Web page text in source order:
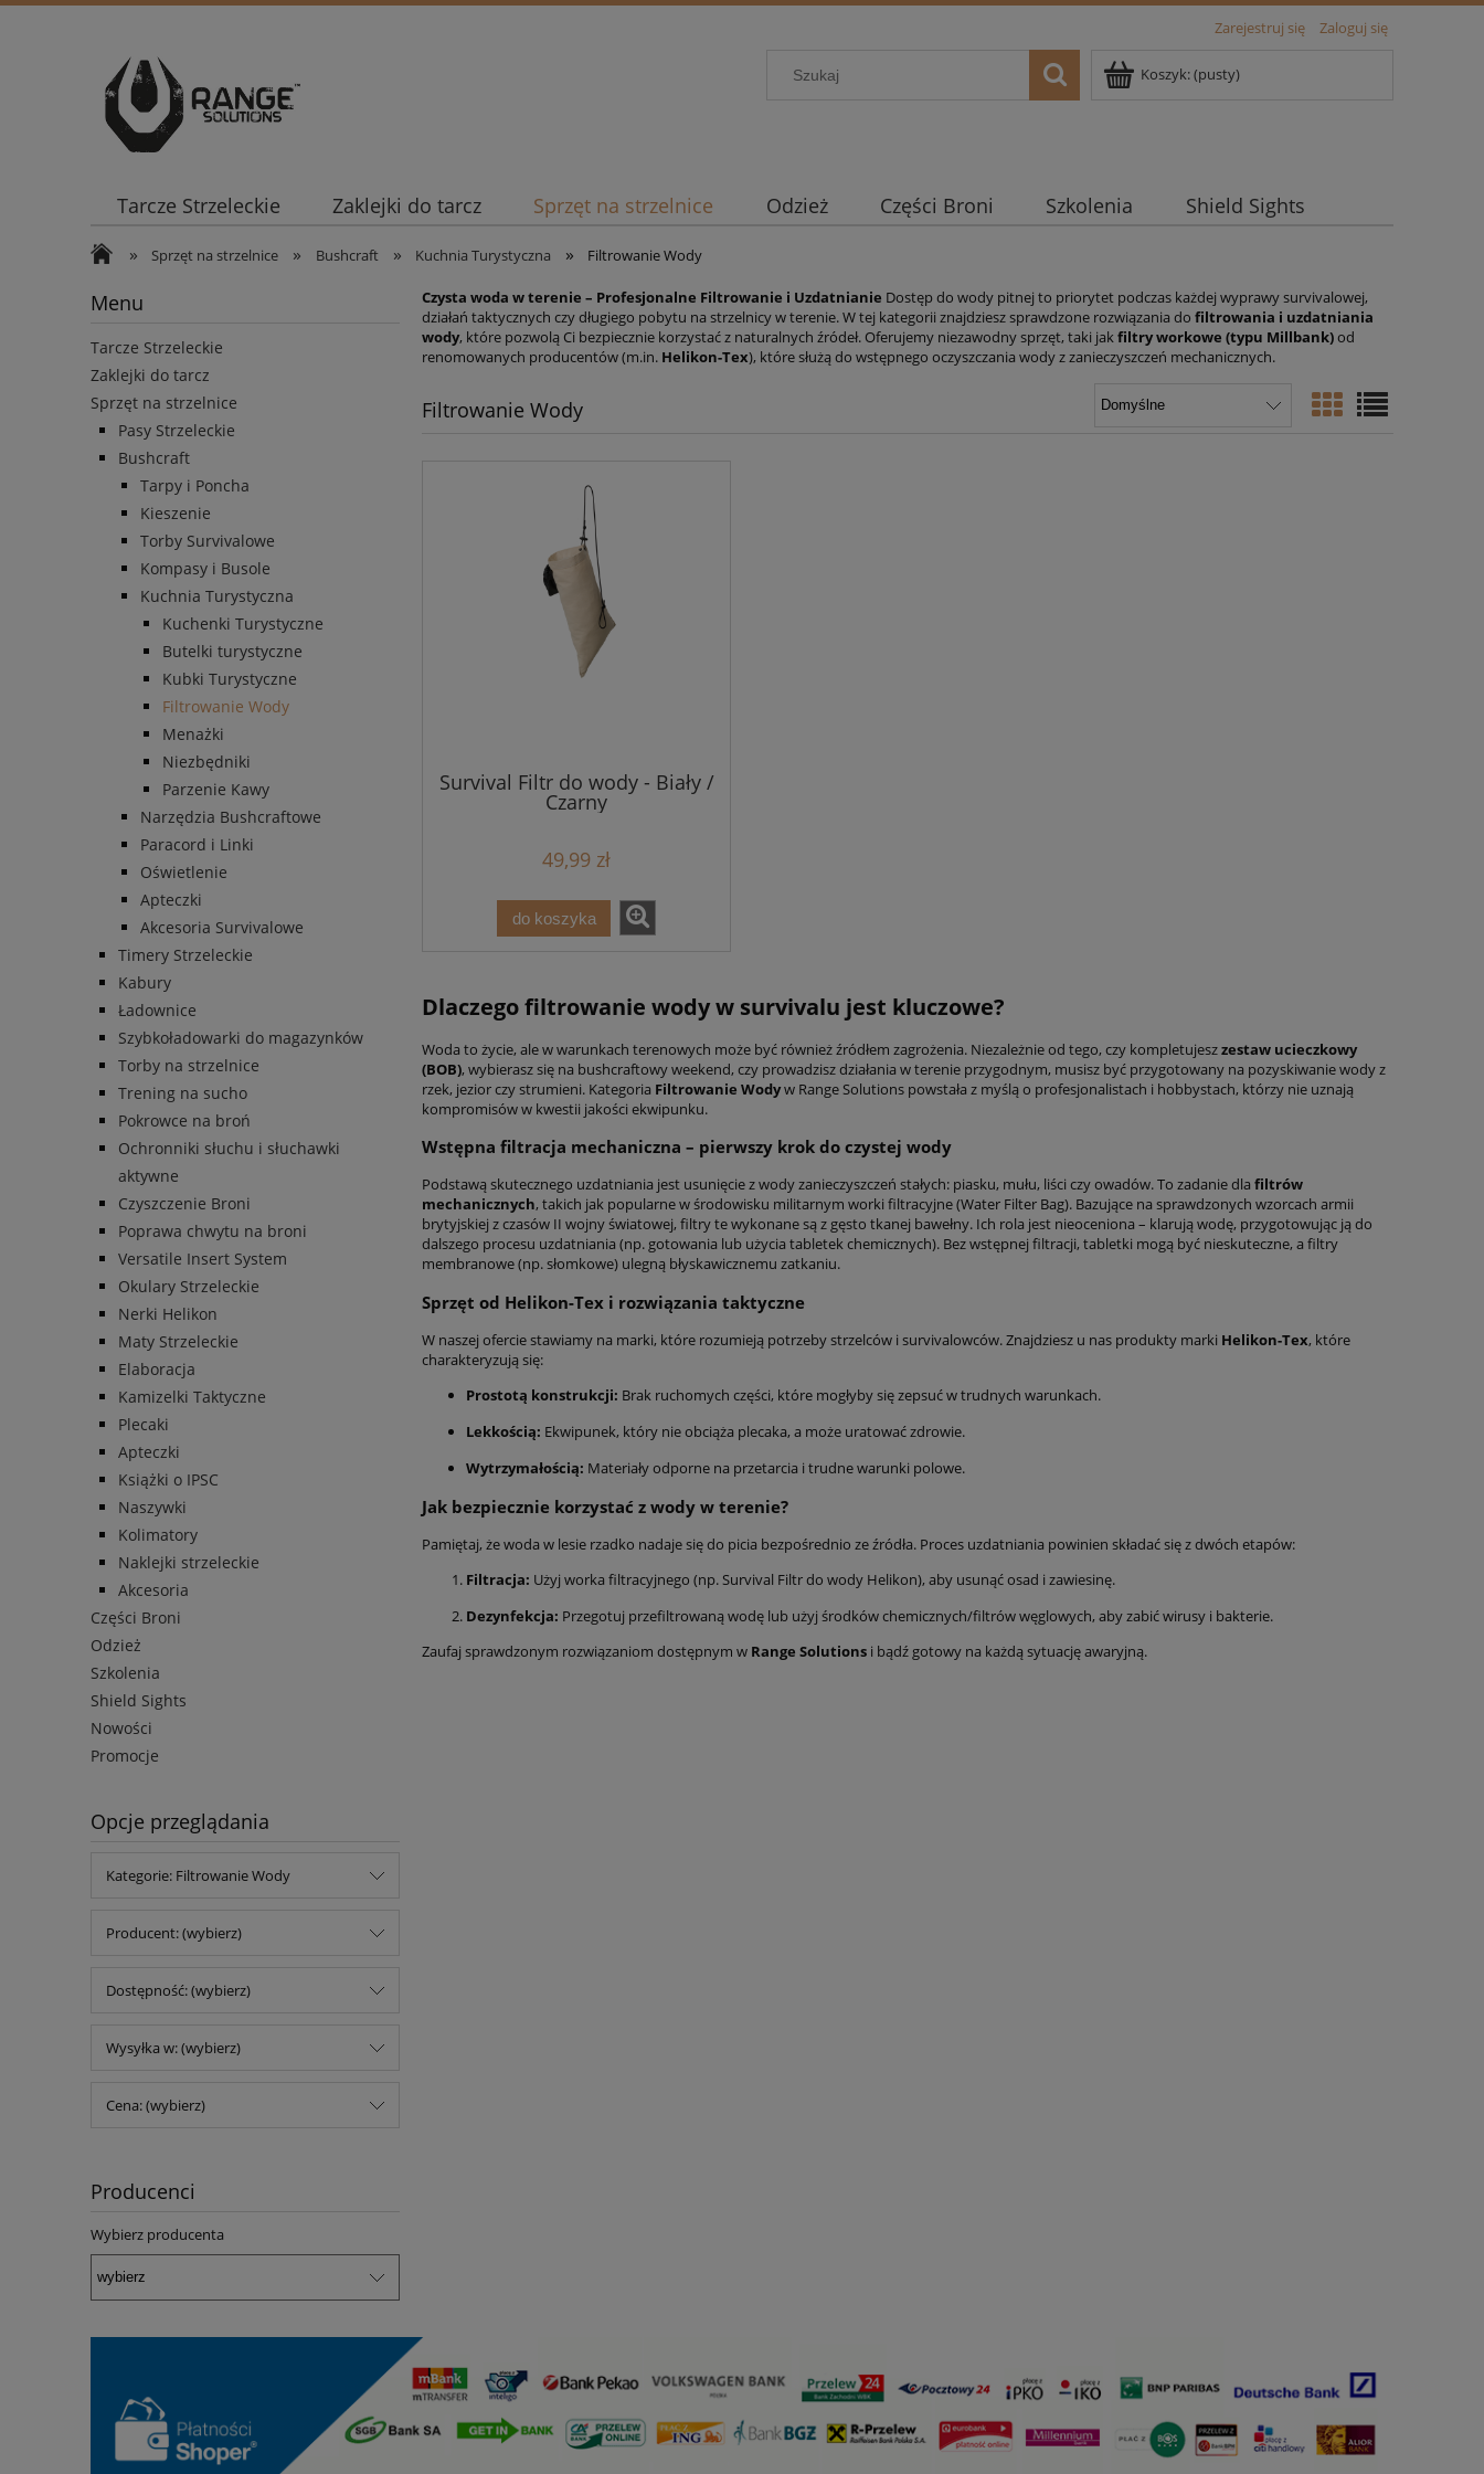
Zarejestruj się Zaloguj się
Koszyk:(pusty)
Tarcze Strzeleckie Zaklejki do tarcz Sprzęt na strzelnice Odzież Części Broni Szkolenia Shield Sights
» Sprzęt na strzelnice » Bushcraft » Kuchnia Turystyczna » Filtrowanie Wody
Menu
Tarcze Strzeleckie
Zaklejki do tarcz
Sprzęt na strzelnice
Pasy Strzeleckie
Bushcraft
Tarpy i Poncha
Kieszenie
Torby Survivalowe
Kompasy i Busole
Kuchnia Turystyczna
Kuchenki Turystyczne
Butelki turystyczne
Kubki Turystyczne
Filtrowanie Wody
Menażki
Niezbędniki
Parzenie Kawy
Narzędzia Bushcraftowe
Paracord i Linki
Oświetlenie
Apteczki
Akcesoria Survivalowe
Timery Strzeleckie
Kabury
Ładownice
Szybkoładowarki do magazynków
Torby na strzelnice
Trening na sucho
Pokrowce na broń
Ochronniki słuchu i słuchawki
aktywne
Czyszczenie Broni
Poprawa chwytu na broni
Versatile Insert System
Okulary Strzeleckie
Nerki Helikon
Maty Strzeleckie
Elaboracja
Kamizelki Taktyczne
Plecaki
Apteczki
Książki o IPSC
Naszywki
Kolimatory
Naklejki strzeleckie
Akcesoria
Części Broni
Odzież
Szkolenia
Shield Sights
Nowości
Promocje
Opcje przeglądania
Kategorie: Filtrowanie Wody
Producent: (wybierz)
Dostępność: (wybierz)
Wysyłka w: (wybierz)
Cena: (wybierz)
Producenci
Wybierz producenta
Czysta woda w terenie – Profesjonalne Filtrowanie i Uzdatnianie Dostęp do wody pitnej to priorytet podczas każdej wyprawy survivalowej,
działań taktycznych czy długiego pobytu na strzelnicy w terenie.W tej kategorii znajdziesz sprawdzone rozwiązania do filtrowania i uzdatniania
wody, które pozwolą Ci bezpiecznie korzystać z naturalnych źródeł. Oferujemy niezawodny sprzęt, taki jakfiltry workowe (typu Millbank)od
renomowanych producentów (m.in. Helikon-Tex), które służą do wstępnego oczyszczania wody z zanieczyszczeń mechanicznych.
Filtrowanie Wody
Survival Filtr do wody - Biały /
Czarny
49,99 zł
do koszyka
Dlaczego filtrowanie wody w survivalu jest kluczowe?
Woda to życie, ale w warunkach terenowych może być również źródłem zagrożenia. Niezależnie od tego, czy kompletujeszzestaw ucieczkowy
(BOB), wybierasz się na bushcraftowy weekend, czy prowadzisz działania w terenie przygodnym, musisz być przygotowany na pozyskiwanie wody z
rzek, jezior czy strumieni. Kategoria Filtrowanie Wodyw Range Solutions powstała z myślą o profesjonalistach i hobbystach, którzy nie uznają
kompromisów w kwestii jakości ekwipunku.
Wstępna filtracja mechaniczna – pierwszy krok do czystej wody
Podstawą skutecznego uzdatniania jest usunięcie z wody zanieczyszczeń stałych: piasku, mułu, liści czy owadów. To zadanie dla filtrów
mechanicznych, takich jak popularne w środowisku militarnym worki filtracyjne (Water Filter Bag). Bazujące na sprawdzonych wzorcach armii
brytyjskiej z czasów II wojny światowej, filtry te wykonane są z gęsto tkanej bawełny. Ich rola jest nieoceniona – klarują wodę, przygotowując ją do
dalszego procesu uzdatniania (np. gotowania lub użycia tabletek chemicznych). Bez wstępnej filtracji, tabletki mogą być nieskuteczne, a filtry
membranowe (np. słomkowe) ulegną błyskawicznemu zatkaniu.
Sprzęt od Helikon-Tex i rozwiązania taktyczne
W naszej ofercie stawiamy na marki, które rozumieją potrzeby strzelców i survivalowców. Znajdziesz u nas produkty marki Helikon-Tex, które
charakteryzują się:
Prostotą konstrukcji: Brak ruchomych części, które mogłyby się zepsuć w trudnych warunkach.
Lekkością: Ekwipunek, który nie obciąża plecaka, a może uratować zdrowie.
Wytrzymałością: Materiały odporne na przetarcia i trudne warunki polowe.
Jak bezpiecznie korzystać z wody w terenie?
Pamiętaj, że woda w lesie rzadko nadaje się do picia bezpośrednio ze źródła. Proces uzdatniania powinien składać się z dwóch etapów:
Filtracja: Użyj worka filtracyjnego (np. Survival Filtr do wody Helikon), aby usunąć osad i zawiesinę.
Dezynfekcja: Przegotuj przefiltrowaną wodę lub użyj środków chemicznych/filtrów węglowych, aby zabić wirusy i bakterie.
Zaufaj sprawdzonym rozwiązaniom dostępnym w Range Solutions i bądź gotowy na każdą sytuację awaryjną.